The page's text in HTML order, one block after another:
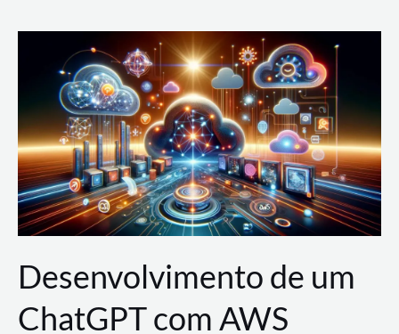
Nuvem:
Google
Cloud,
AWS
e
Azure
Desenvolvimento de um
ChatGPT com AWS